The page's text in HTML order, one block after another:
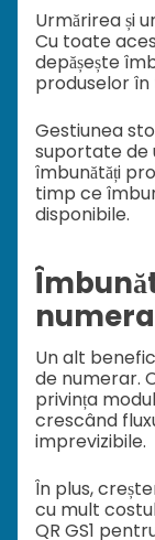
Urmărirea și
Cu toate
depășește
produselor în
Gestiunea
suportate de
îmbunătăți
timp ce
disponibile.
Un alt
de numerar.
privința
crescând
imprevizibile.
În plus,
cu mult
QR GS1